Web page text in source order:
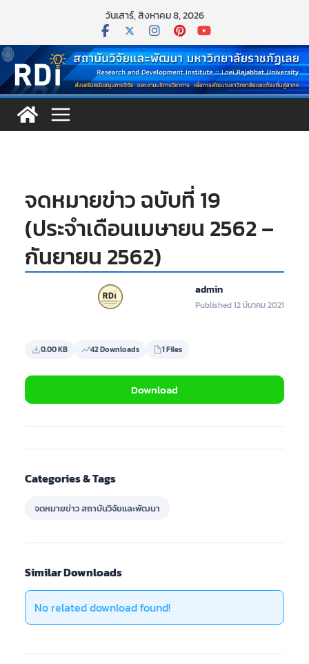
content
วันเสาร์, สิงหาคม 8, 2026
จดหมายข่าว ฉบับที่ 19
(ประจำเดือนเมษายน 2562 –
กันยายน 2562)
admin
Published 12 มีนาคม 2021
0.00 KB 42 Downloads 1 Files
Download
Categories & Tags
จดหมายข่าว สถาบันวิจัยและพัฒนา
Similar Downloads
No related download found!